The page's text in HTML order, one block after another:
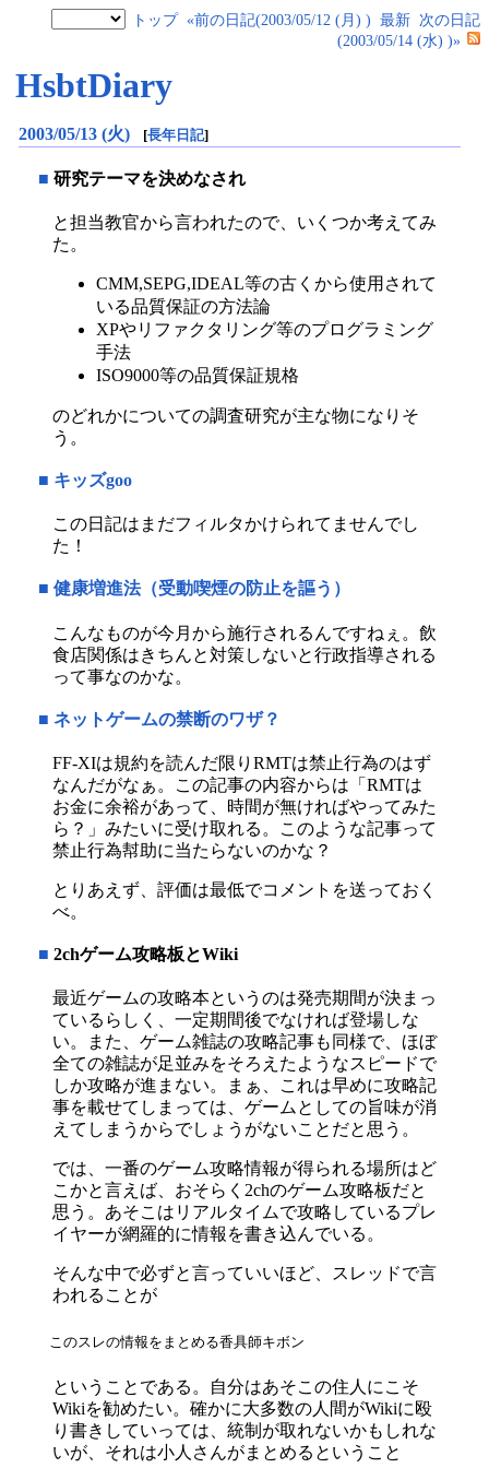
トップ «前の日記(2003/05/12 (月) ) 最新 次の日記
(2003/05/14 (水) )»
HsbtDiary
2003/05/13 (火) [長年日記]
■ 研究テーマを決めなされ
と担当教官から言われたので、いくつか考えてみ
た。
CMM,SEPG,IDEAL等の古くから使用されて
いる品質保証の方法論
XPやリファクタリング等のプログラミング
手法
ISO9000等の品質保証規格
のどれかについての調査研究が主な物になりそ
う。
■ キッズgoo
この日記はまだフィルタかけられてませんでし
た！
■ 健康増進法（受動喫煙の防止を謳う）
こんなものが今月から施行されるんですねぇ。飲
食店関係はきちんと対策しないと行政指導される
って事なのかな。
■ ネットゲームの禁断のワザ？
FF-XIは規約を読んだ限りRMTは禁止行為のはず
なんだがなぁ。この記事の内容からは「RMTは
お金に余裕があって、時間が無ければやってみた
ら？」みたいに受け取れる。このような記事って
禁止行為幇助に当たらないのかな？
とりあえず、評価は最低でコメントを送っておく
べ。
■ 2chゲーム攻略板とWiki
最近ゲームの攻略本というのは発売期間が決まっ
ているらしく、一定期間後でなければ登場しな
い。また、ゲーム雑誌の攻略記事も同様で、ほぼ
全ての雑誌が足並みをそろえたようなスピードで
しか攻略が進まない。まぁ、これは早めに攻略記
事を載せてしまっては、ゲームとしての旨味が消
えてしまうからでしょうがないことだと思う。
では、一番のゲーム攻略情報が得られる場所はど
こかと言えば、おそらく2chのゲーム攻略板だと
思う。あそこはリアルタイムで攻略しているプレ
イヤーが網羅的に情報を書き込んでいる。
そんな中で必ずと言っていいほど、スレッドで言
われることが
このスレの情報をまとめる香具師キボン
ということである。自分はあそこの住人にこそ
Wikiを勧めたい。確かに大多数の人間がWikiに殴
り書きしていっては、統制が取れないかもしれな
いが、それは小人さんがまとめるということ